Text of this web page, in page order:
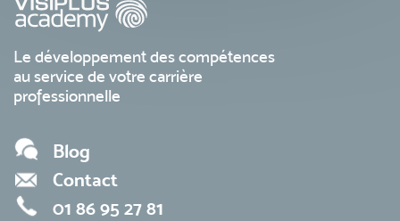
Le développement des compétences
au service de votre carrière
professionnelle
Blog
Contact
01 86 95 27 81